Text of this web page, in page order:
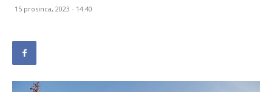
15 prosinca, 2023 - 14:40